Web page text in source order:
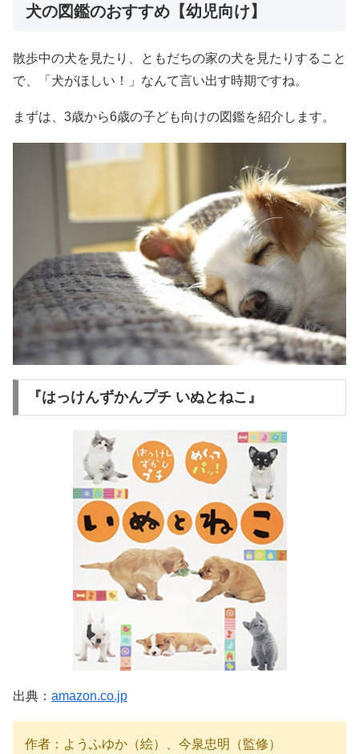
犬の図鑑のおすすめ【幼児向け】
散歩中の犬を見たり、ともだちの家の犬を見たりすること
で、「犬がほしい！」なんて言い出す時期ですね。
まずは、3歳から6歳の子ども向けの図鑑を紹介します。
『はっけんずかんプチ いぬとねこ』
出典： amazon.co.jp
作者：ようふゆか（絵）、今泉忠明（監修）